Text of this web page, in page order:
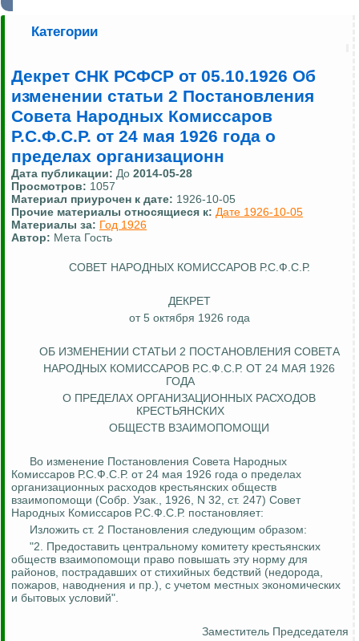
Категории
Декрет СНК РСФСР от 05.10.1926 Об
изменении статьи 2 Постановления
Совета Народных Комиссаров
Р.С.Ф.С.Р. от 24 мая 1926 года о
пределах организационн
Дата публикации: До 2014-05-28
Просмотров: 1057
Материал приурочен к дате: 1926-10-05
Прочие материалы относящиеся к: Дате 1926-10-05
Материалы за: Год 1926
Автор: Мета Гость
СОВЕТ НАРОДНЫХ КОМИССАРОВ Р.С.Ф.С.Р.
ДЕКРЕТ
от 5 октября 1926 года
ОБ ИЗМЕНЕНИИ СТАТЬИ 2 ПОСТАНОВЛЕНИЯ СОВЕТА
НАРОДНЫХ КОМИССАРОВ Р.С.Ф.С.Р. ОТ 24 МАЯ 1926
ГОДА
О ПРЕДЕЛАХ ОРГАНИЗАЦИОННЫХ РАСХОДОВ
КРЕСТЬЯНСКИХ
ОБЩЕСТВ ВЗАИМОПОМОЩИ
Во изменение Постановления Совета Народных
Комиссаров Р.С.Ф.С.Р. от 24 мая 1926 года о пределах
организационных расходов крестьянских обществ
взаимопомощи (Собр. Узак., 1926, N 32, ст. 247) Совет
Народных Комиссаров Р.С.Ф.С.Р. постановляет:
Изложить ст. 2 Постановления следующим образом:
"2. Предоставить центральному комитету крестьянских
обществ взаимопомощи право повышать эту норму для
районов, пострадавших от стихийных бедствий (недорода,
пожаров, наводнения и пр.), с учетом местных экономических
и бытовых условий".
Заместитель Председателя